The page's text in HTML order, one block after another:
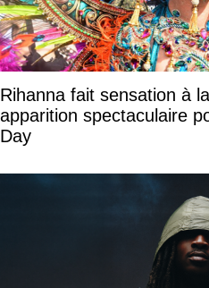
Rihanna fait sensation à
apparition spectaculaire
Day